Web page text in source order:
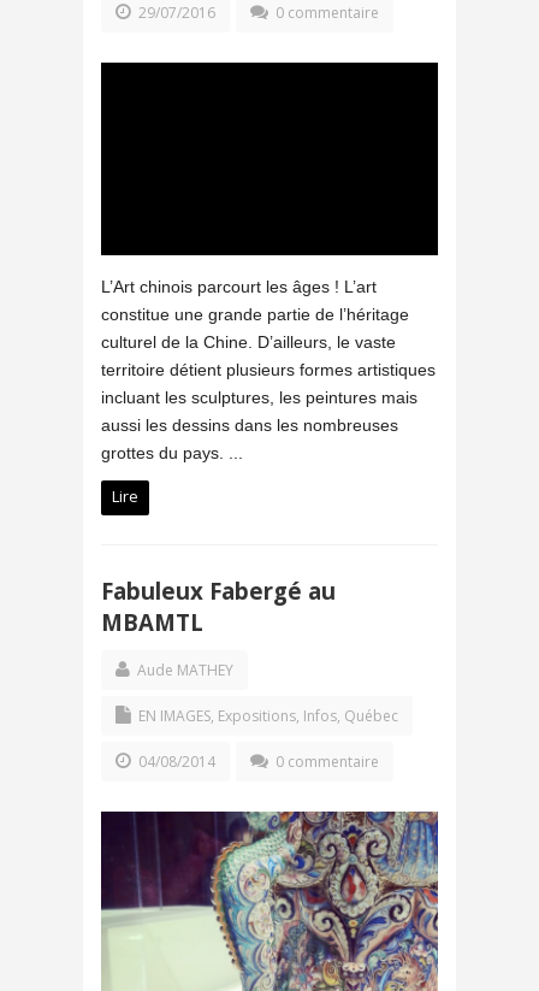
29/07/2016 0 commentaire
L’Art chinois parcourt les âges ! L’art
constitue une grande partie de l’héritage
culturel de la Chine. D’ailleurs, le vaste
territoire détient plusieurs formes artistiques
incluant les sculptures, les peintures mais
aussi les dessins dans les nombreuses
grottes du pays. ...
Lire
Fabuleux Fabergé au
MBAMTL
Aude MATHEY
EN IMAGES, Expositions, Infos, Québec
04/08/2014 0 commentaire